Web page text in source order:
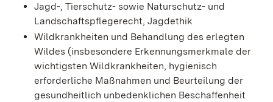
Jagd-, Tierschutz- sowie Naturschutz- und
Landschaftspflegerecht, Jagdethik
Wildkrankheiten und Behandlung des erlegten
Wildes (insbesondere Erkennungsmerkmale der
wichtigsten Wildkrankheiten, hygienisch
erforderliche Maßnahmen und Beurteilung der
gesundheitlich unbedenklichen Beschaffenheit